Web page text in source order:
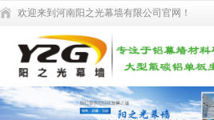
欢迎来到河南阳之光幕墙有限公司官网！